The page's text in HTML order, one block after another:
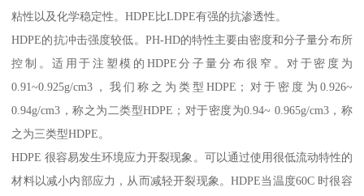
粘性以及化学稳定性。HDPE 比LDPE有强的抗渗透性。
HDPE的抗冲击强度较低。 PH-HD的特性主要由密度和分子量分布所
控制。适用于注塑模的 HDPE 分子量分布很窄。对于密度为
0.91~0.925g/cm3 ，我们称之为类型HDPE ；对于密度为 0.926~
0.94g/cm3 ，称之为二类型HDPE ；对于密度为0.94~ 0.965g/cm3，称
之为三类型HDPE 。
HDPE很容易发生环境应力开裂现象。可以通过使用很低流动特性的
材料以减小内部应力，从而减轻开裂现象。HDPE当温度60C 时很容